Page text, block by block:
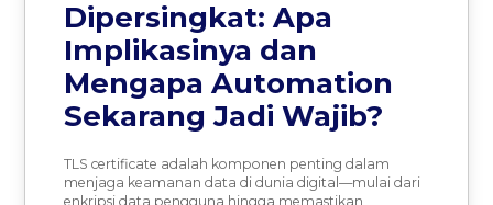
Dipersingkat: Apa
Implikasinya dan
Mengapa Automation
Sekarang Jadi Wajib?
TLS certificate adalah komponen penting dalam
menjaga keamanan data di dunia digital—mulai dari
enkripsi data pengguna hingga memastikan